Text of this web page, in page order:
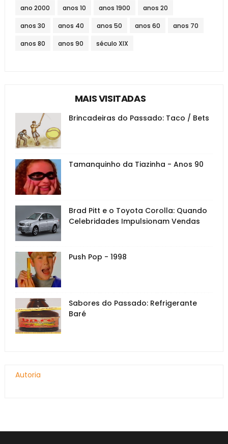
ano 2000 anos 10 anos 1900 anos 20
anos 30 anos 40 anos 50 anos 60 anos 70
anos 80 anos 90 século XIX
MAIS VISITADAS
Brincadeiras do Passado: Taco / Bets
Tamanquinho da Tiazinha - Anos 90
Brad Pitt e o Toyota Corolla: Quando
Celebridades Impulsionam Vendas
Push Pop - 1998
Sabores do Passado: Refrigerante
Baré
Autoria